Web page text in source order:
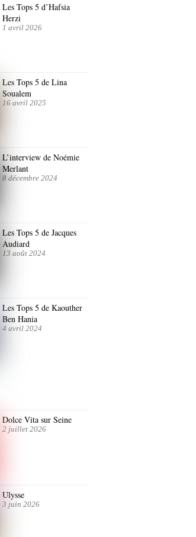
Les Tops 5 d’Hafsia
Herzi
1 avril 2026
Les Tops 5 de Lina
Soualem
16 avril 2025
L’interview de Noémie
Merlant
8 décembre 2024
Les Tops 5 de Jacques
Audiard
13 août 2024
Les Tops 5 de Kaouther
Ben Hania
4 avril 2024
Dolce Vita sur Seine
2 juillet 2026
Ulysse
3 juin 2026